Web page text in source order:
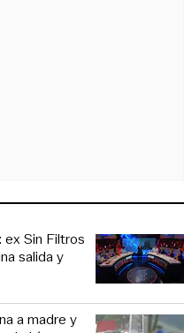
ex Sin Filtros
salida y
a madre y